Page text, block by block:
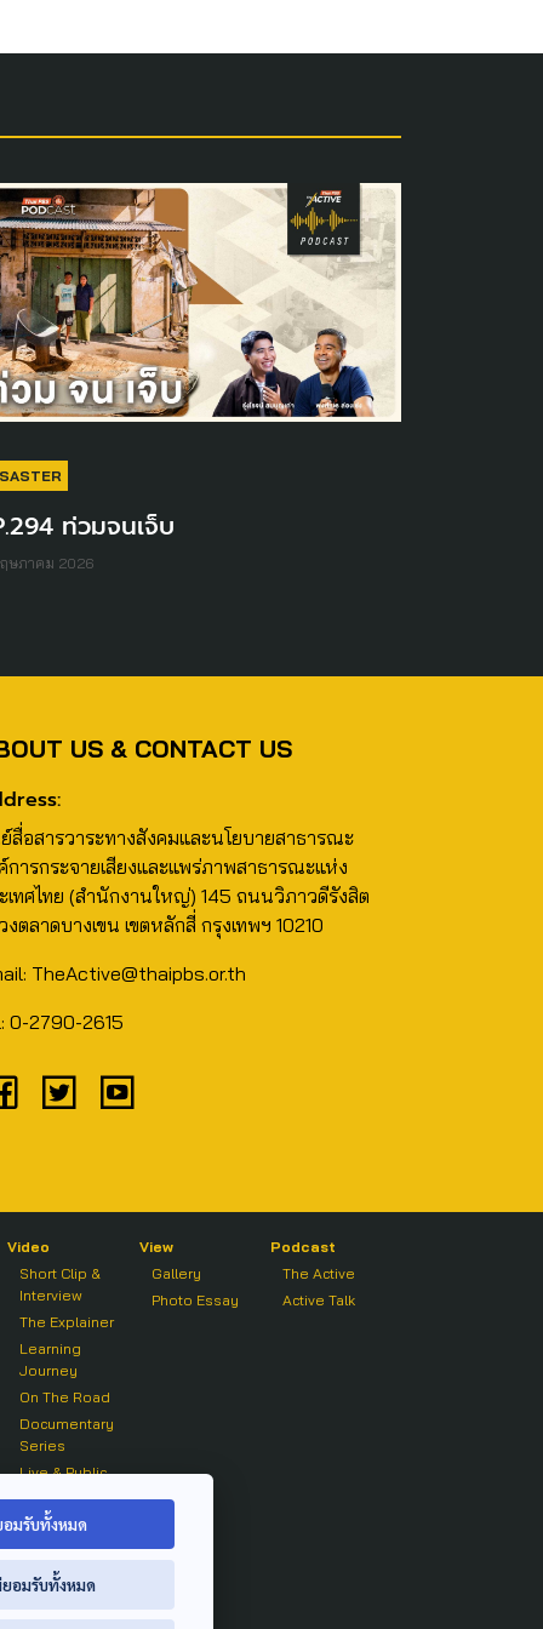
ท่วมจนเจ็บ
ษภาคม 2026
US & CONTACT US
สื่อสารวาระทางสังคมและนโยบายสาธารณะ
การกระจายเสียงและแพร่ภาพสาธารณะแห่ง
เทศไทย (สำนักงานใหญ่) 145 ถนนวิภาวดีรังสิต
งตลาดบางเขน เขตหลักสี่ กรุงเทพฯ 10210
TheActive@thaipbs.or.th
0-2790-2615
Video
Short Clip &
Interview
The Explainer
Learning
Journey
On The Road
Documentary
Series
Live & Public
On air Clip
View
Gallery
Photo Essay
Podcast
The Active
Active Talk
อมรับทั้งหมด
ยอมรับทั้งหมด